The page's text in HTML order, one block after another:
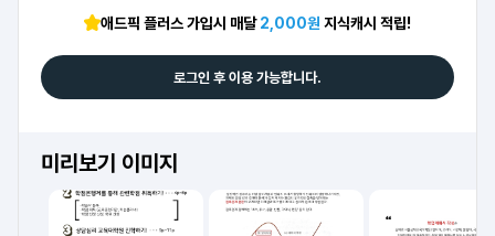
애드픽 플러스 가입시 매달2,000원 지식캐시 적립!
로그인 후 이용 가능합니다.
미리보기 이미지